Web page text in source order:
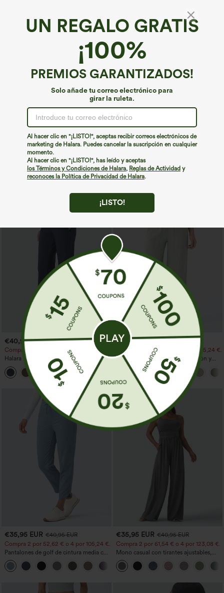
UN REGALO GRATIS
¡100%
PREMIOS GARANTIZADOS!
Solo añade tu correo electrónico para
girar la ruleta.
Al hacer clic en "¡LISTO!", aceptas recibir correos electrónicos de
marketing de Halara. Puedes cancelar la suscripción en cualquier
momento.
Al hacer clic en "¡LISTO!", has leído y aceptas
los Términos y Condiciones de Halara, Reglas de Actividad y
reconoces la Política de Privacidad de Halara.
¡LISTO!
€44,95 EUR €49,95 EUR
Compra 2 por 61,54 € o 4 por 123,08 €.
Jeans casual de tiro medio con cordón y
€31,95 EUR
Compra 2 y llévate 1 gratis
Pantalones Halara Flex™ de oficina de
tiro alto ligeramente acampanados con
bolsillos
€40,95 EUR
Compra 2 por 61,54 € o 4 por 123,08 €.
Halara Flex™ DayStretch pantalones
acampanados de trabajo de tiro medio
con bolsillo lateral con cremallera
+12
€31,95 EUR €35,95 EUR
Compra 2 por 52,62 € o 4 por 105,24 €.
Pantalones de tiro alto con cordón y
bolsillos, pernera ancha, holgados y de
estilo casual con tacto de lino.
€35,95 EUR €40,95 EUR
Compra 2 por 52,62 € o 4 por 105,24 €.
Pantalones de golf de cintura media con
cordón, dobladillo curvo, secado rápido,
de corte cónico y con bolsillos - UPF40+
+2
€35,95 EUR €40,95 EUR
Compra 2 por 61,54 € o 4 por 123,08 €.
Mono casual con tirantes ajustables,
fruncidos, pierna ancha, tejido jaspeado
y bolsillos - Easy Peezy